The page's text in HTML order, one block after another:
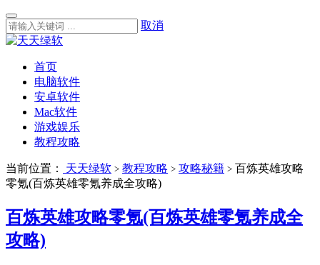
取消
首页
电脑软件
安卓软件
Mac软件
游戏娱乐
教程攻略
当前位置： 天天绿软 > 教程攻略 > 攻略秘籍 > 百炼英雄攻略
零氪(百炼英雄零氪养成全攻略)
百炼英雄攻略零氪(百炼英雄零氪养成全
攻略)